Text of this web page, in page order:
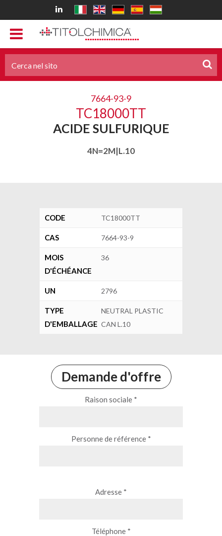
7664-93-9
TC18000TT
ACIDE SULFURIQUE
4N=2M|L.10
CODE TC18000TT
CAS 7664-93-9
MOIS
D'ÉCHÉANCE
36
UN 2796
TYPE
D'EMBALLAGE
NEUTRAL PLASTIC
CAN L.10
Demande d'offre
Raison sociale *
Personne de référence *
Adresse *
Téléphone *